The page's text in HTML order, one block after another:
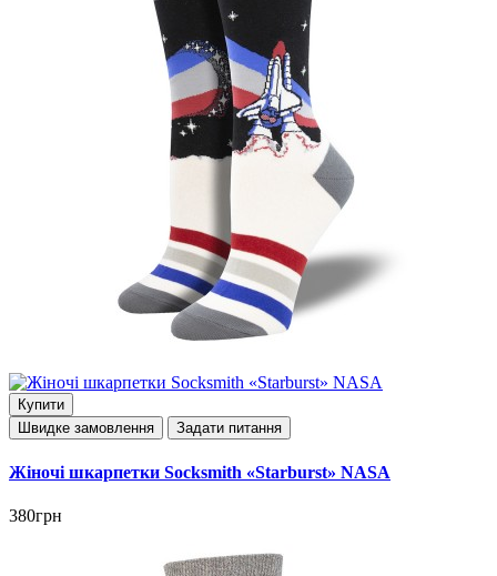
Купити
Швидке замовлення
Задати питання
Жіночі шкарпетки Socksmith «Starburst» NASA
380грн